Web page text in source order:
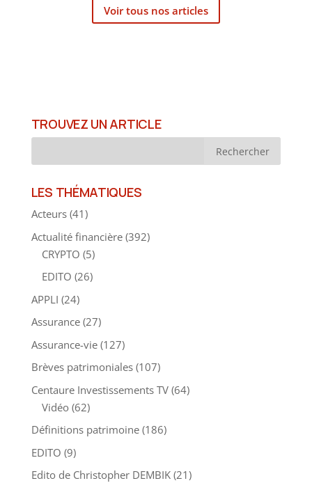
Voir tous nos articles
TROUVEZ UN ARTICLE
LES THÉMATIQUES
Acteurs(41)
Actualité financière (392)
CRYPTO (5)
EDITO (26)
APPLI (24)
Assurance (27)
Assurance-vie (127)
Brèves patrimoniales(107)
Centaure Investissements TV (64)
Vidéo(62)
Définitions patrimoine (186)
EDITO (9)
Edito de Christopher DEMBIK(21)